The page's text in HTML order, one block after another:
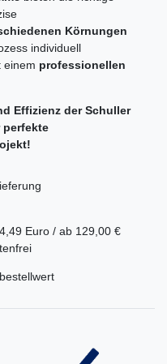
Körnungen
individuell
einem professionellen
Effizienz der Schuller
perfekte
Euro / ab 129,00 €